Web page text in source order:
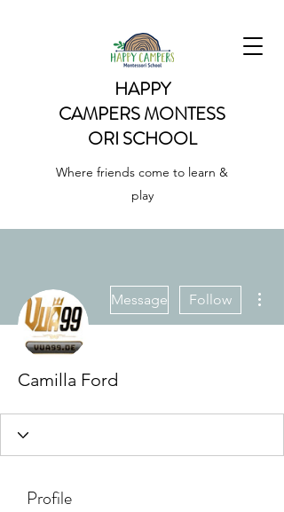
HAPPY
CAMPERSMONTESS
ORI SCHOOL
Where friends come to learn &
play
Message Follow
Camilla Ford
Profile